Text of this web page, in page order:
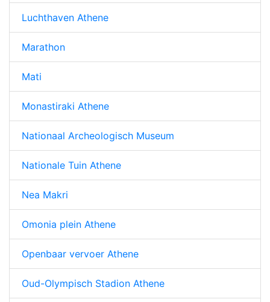
Luchthaven Athene
Marathon
Mati
Monastiraki Athene
Nationaal Archeologisch Museum
Nationale Tuin Athene
Nea Makri
Omonia plein Athene
Openbaar vervoer Athene
Oud-Olympisch Stadion Athene